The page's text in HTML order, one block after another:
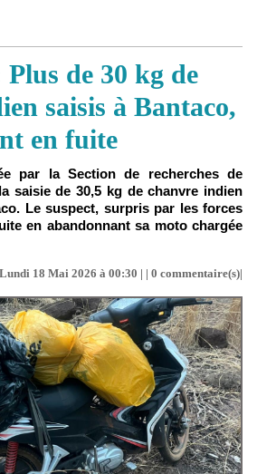
de 30 kg de
saisis à Bantaco,
en fuite
par la Section de recherches de
saisie de 30,5 kg de chanvre indien
Le suspect, surpris par les forces
en abandonnant sa moto chargée
18 Mai 2026 à 00:30 | | 0 commentaire(s)|